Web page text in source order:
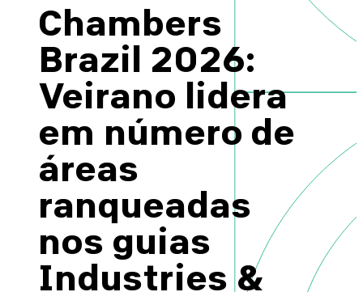
Events
Person of the Year
Brazil-US Business
Become a Member
Contact Us
Chambers
Brazil 2026:
Veirano lidera
em número de
áreas
ranqueadas
nos guias
Industries &